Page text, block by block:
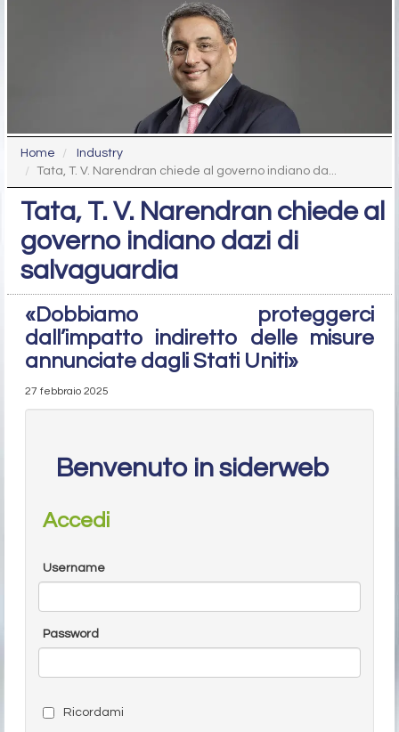
Home
Industry
Tata, T. V. Narendran chiede al governo indiano da...
Tata, T. V. Narendran chiede al
governo indiano dazi di
salvaguardia
«Dobbiamo proteggerci
dall’impatto indiretto delle misure
annunciate dagli Stati Uniti»
27 febbraio 2025
Benvenuto in siderweb
Accedi
Username
Password
Ricordami